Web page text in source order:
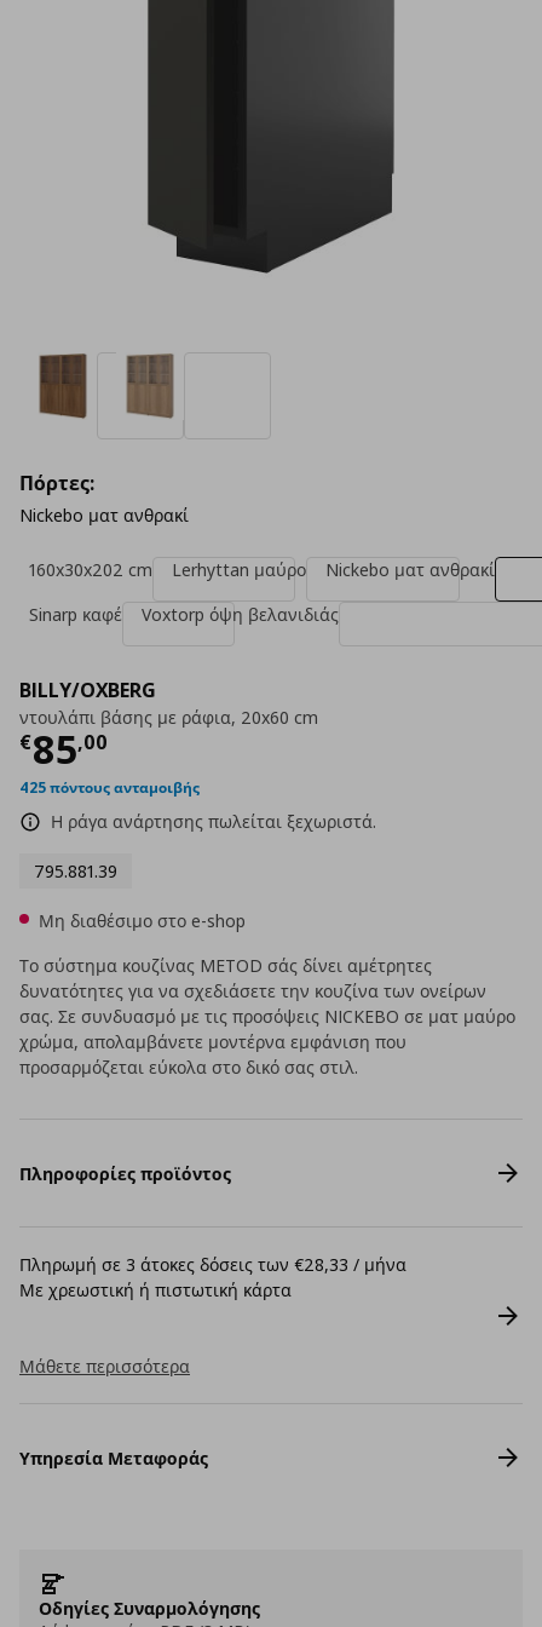
BILLY/OXBERG
ντουλάπι βάσης με ράφια, 20x60 cm
€85,00
Τρέχουσα τιμή
425 πόντους ανταμοιβής
Η ράγα ανάρτησης πωλείται ξεχωριστά.
795.881.39
Πόρτες:
Nickebo ματ ανθρακί
160x30x202 cm Lerhyttan μαύρο
Nickebo ματ ανθρακί
Sinarp καφέ
Voxtorp όψη βελανιδιάς
Μη διαθέσιμο στο e-shop
Το σύστημα κουζίνας METOD σάς δίνει αμέτρητες
δυνατότητες για να σχεδιάσετε την κουζίνα των ονείρων
σας. Σε συνδυασμό με τις προσόψεις NICKEBO σε ματ μαύρο
χρώμα, απολαμβάνετε μοντέρνα εμφάνιση που
προσαρμόζεται εύκολα στο δικό σας στιλ.
Πληροφορίες προϊόντος
Πληρωμή σε 3 άτοκες δόσεις των €28,33 / μήνα
Με χρεωστική ή πιστωτική κάρτα
Μάθετε περισσότερα
Υπηρεσία Μεταφοράς
Οδηγίες Συναρμολόγησης